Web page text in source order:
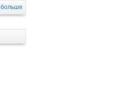
больше